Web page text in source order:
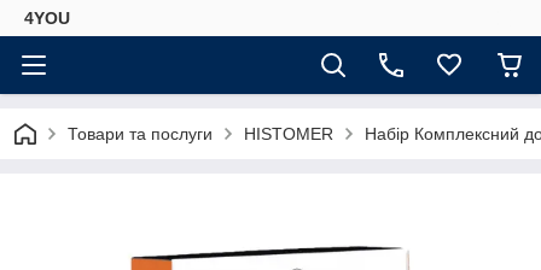
4YOU
Товари та послуги HISTOMER Набір Комплексний